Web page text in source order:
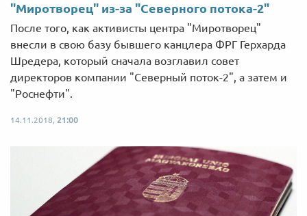
"Миротворец" из-за "Северного потока-2"
После того, как активисты центра "Миротворец"
внесли в свою базу бывшего канцлера ФРГ Герхарда
Шредера, который сначала возглавил совет
директоров компании "Северный поток-2", а затем и
"Роснефти".
14.11.2018, 21:00